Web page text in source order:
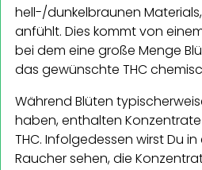
hell-/dunkelbraunen
anfühlt. Dies kommt von
bei dem eine große Menge
das gewünschte THC
Während Blüten
haben, enthalten
THC. Infolgedessen wirst Du
Raucher sehen, die